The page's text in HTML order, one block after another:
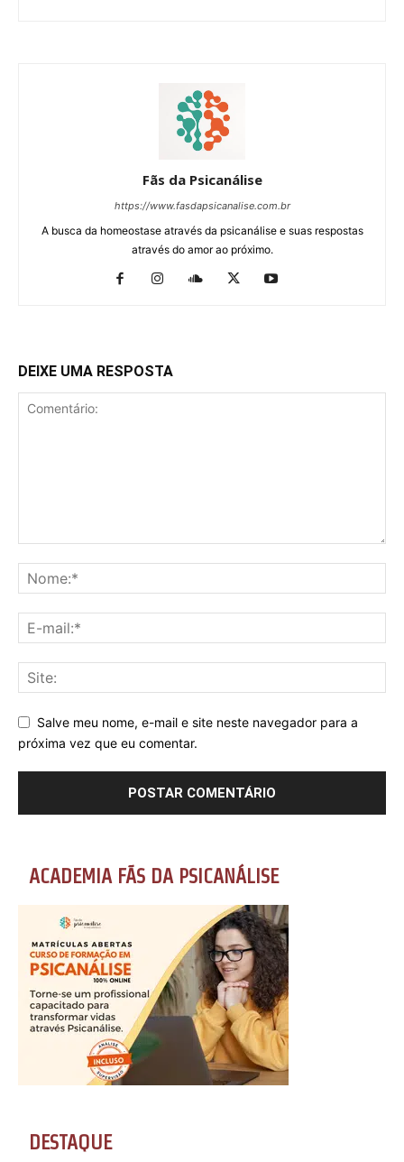
Fãs da Psicanálise
https://www.fasdapsicanalise.com.br
A busca da homeostase através da psicanálise e suas respostas
através do amor ao próximo.
DEIXE UMA RESPOSTA
Salve meu nome, e-mail e site neste navegador para a
próxima vez que eu comentar.
ACADEMIA FÃS DA PSICANÁLISE
DESTAQUE